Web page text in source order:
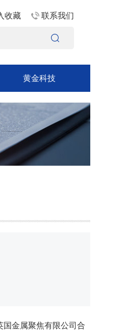
收藏 联系我们
黄金科技
国金属聚焦有限公司合